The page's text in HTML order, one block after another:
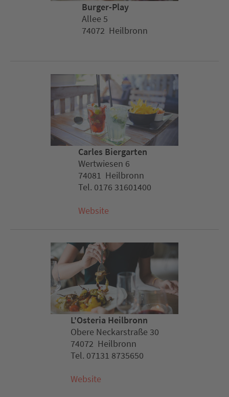
Burger-Play
Allee 5
74072 Heilbronn
Carles Biergarten
Wertwiesen 6
74081 Heilbronn
Tel. 0176 31601400
Website
L'Osteria Heilbronn
Obere Neckarstraße 30
74072 Heilbronn
Tel. 07131 8735650
Website